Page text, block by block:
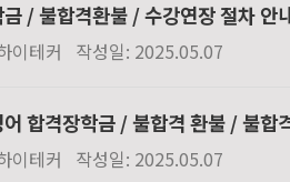
/ 불합격환불 / 수강연장 절차 안
이테커 작성일: 2025.05.07
합격장학금 / 불합격 환불 / 불합
이테커 작성일: 2025.05.07